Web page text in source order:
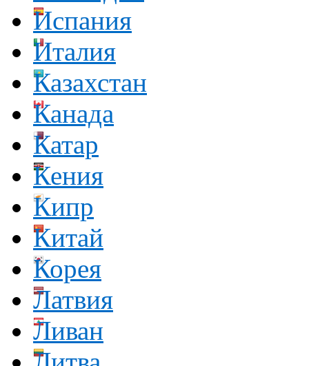
Испания
Италия
Казахстан
Канада
Катар
Кения
Кипр
Китай
Корея
Латвия
Ливан